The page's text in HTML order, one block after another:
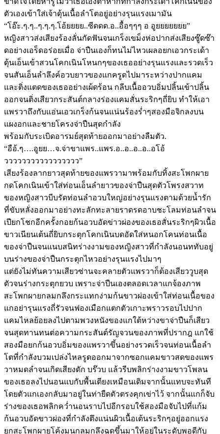
ตัวเองเข้าใส่เจ้าดุ้นเนื้อลำโตอยู่อย่างรุนแรงเมามัน
“โอ๊ะ.ๆ.ๆ..ๆ.ๆ.ๆ.โอ้ยยยย..ซีดดด.อ..อื้อๆๆๆ อ อูยยยยยยย”
หญิงสาวส่งเสียงร้องลั่นกัดฟันจนเกร็งเขม็งห่อปากส่งเสียงซู๊ดซ๊า
ดอย่างเอร็ดอร่อยเมื่อ จ่าปืนเองก็ทนไม่ไหวเผลอยกเอวกระเด้า
ดุ้นเอ็นเข้าสวนโคกเนินโหนกๆของเธออย่างรุนแรงและรวดเร็ว
จนสันเอ็นลำลึงค์อวบยาวของแกครูดไปมาระหว่างปากแคม
และติ่งแตดของเธออย่างเผ้ดร้อน กลีบเนื้ออวบอิ่มปลิ้นเข้าปลิ้น
ออกจนติ่งเสียวกระสันต์กลางร่องแคมสั่นระริกๆถี่ยิบ ทำให้เอา
แพรวาถึงกับแอ่นเอวเกร็งก้นจนแน่นร้องร่ำๆสองมือจิกลงบน
แผงอกและชายโครงจ่าปืนสุดกำลัง
พร้อมกับระเบิดอารมย์สุดท้ายออกมาอย่างลืมตัว.
“อือ้.ๆ….อูยย…จ.จ่าขาแพร..แพร.อ..อ..อ..อ..อโอ้
ววววววววววววววววว”
เสียงร้องลากยาวสุดท้ายของแพรวามาพร้อมกับทิ้งสะโพกผาย
กดโคกเนินเข้าใส่ท่อนเอ็นลำยาวของจ่าปืนสุดตัวโพรงสวาท
ของหญิงสาวบีบรัดท่อนลำอวบใหญ่อย่างรุนแรงตามด้วยน้ำรัก
ที่ขับหลั่งออกมาอย่างทะลักทะลายราดรดอาบชะโลมท่อนลำจน
เปียกโชกอีกครั้งกอยก้นอวบอัดข่าวผ่องของเธอสั่นระริกๆผิวเนื้อ
ขาวเนียนเต้นถี่ยิบกระตุกโคกเนินบดอัดใส่หนอกโคนท่อนเนื้อ
ของจ่าปืนจนแนบสนิทร่างงามของหญิงสาวที่กำลังนอนททับอยู่
บนร่างของจ่าปืนกระตุกไหวอย่างรุนแรงไปมาๆ
แต่ยังไม่ทันความเสียวซ่านจะคลายตัวแพรวาก็ต้องเสียววูบสุด
ตัวจนร่างกระตุกยวบ เพราะจ่าปืนเองตลอดเวลาแกจ้องภาพ
สะโพกผายกลมกลึงกระแทกง่ามก้นขาวผ่องเข้าใส่ท่อนเนื้อของ
แกอย่ารุนแรงถี่รัวจนฟองเมือกแตกตัวเกาะพราวรอบไปปาก
แคมไหลย้อยลงไปตามพวงหนังของแกใต้หว่างขาจ่าปืนก็เสียว
จนสุดทานทนต่อความกระสันต์รัญจวนของภาพที่ปรากฎ แกใช้
สองมือยกก้นอวบอิ่มของแพรวาขึ้นอย่างรวดเร็วจนท่อนเนื้อลำ
โตที่กำลังบวมเปล่งไหลรูดออกมาจากซอกแคมขาวสดของแพร
วาหมดลำจนเกิดเสียงดัก บร๊วบ แล้วรีบพลิกร่างงามขาวโพลน
ของเธอลงไปนอนแบกับพื้นเตียงเหมือนเดิมจากนั้นแทบจะทันที
โดยตัวแกเองกลับมาอยู่ในท่ายืดตัวตรงคุกเข่าไว้ จากนั้นแกก็จับ
ร่างของเธอพลิกคว่ำนอนราบไปอีกรอบใช้สองมือจับไปที่แก้ม
ก้นอวบอัดขาวผ่องที่กำลังตึงแน่นผิวเนื้อเต้นระริกๆอยู่ออกแรง
ยกสะโพกผายโค้งมนกลมกลึงฉุดขึ้นมาให้อยู่ในระดับพอดีกับ